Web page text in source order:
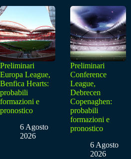
Preliminari
Europa League,
Benfica Hearts:
probabili
formazioni e
pronostico
6 Agosto
2026
Preliminari
Conference
League,
Debrecen
Copenaghen:
probabili
formazioni e
pronostico
6 Agosto
2026